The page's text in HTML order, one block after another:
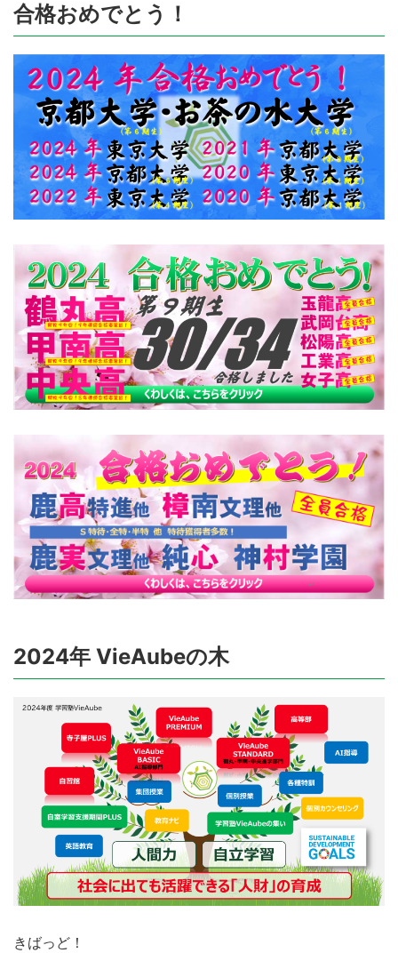
合格おめでとう！
2024年 VieAubeの木
きばっど！